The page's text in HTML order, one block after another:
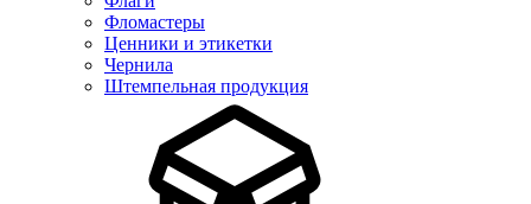
Фломастеры
Ценники и этикетки
Чернила
Штемпельная продукция